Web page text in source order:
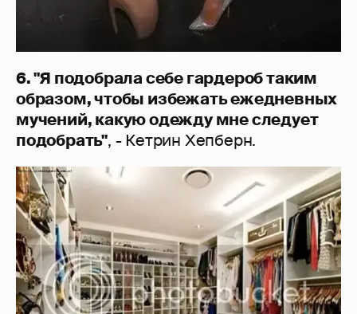
6. "Я подобрала себе гардероб таким
образом, чтобы избежать ежедневных
мучений, какую одежду мне следует
подобрать", - Кетрин Хепберн.